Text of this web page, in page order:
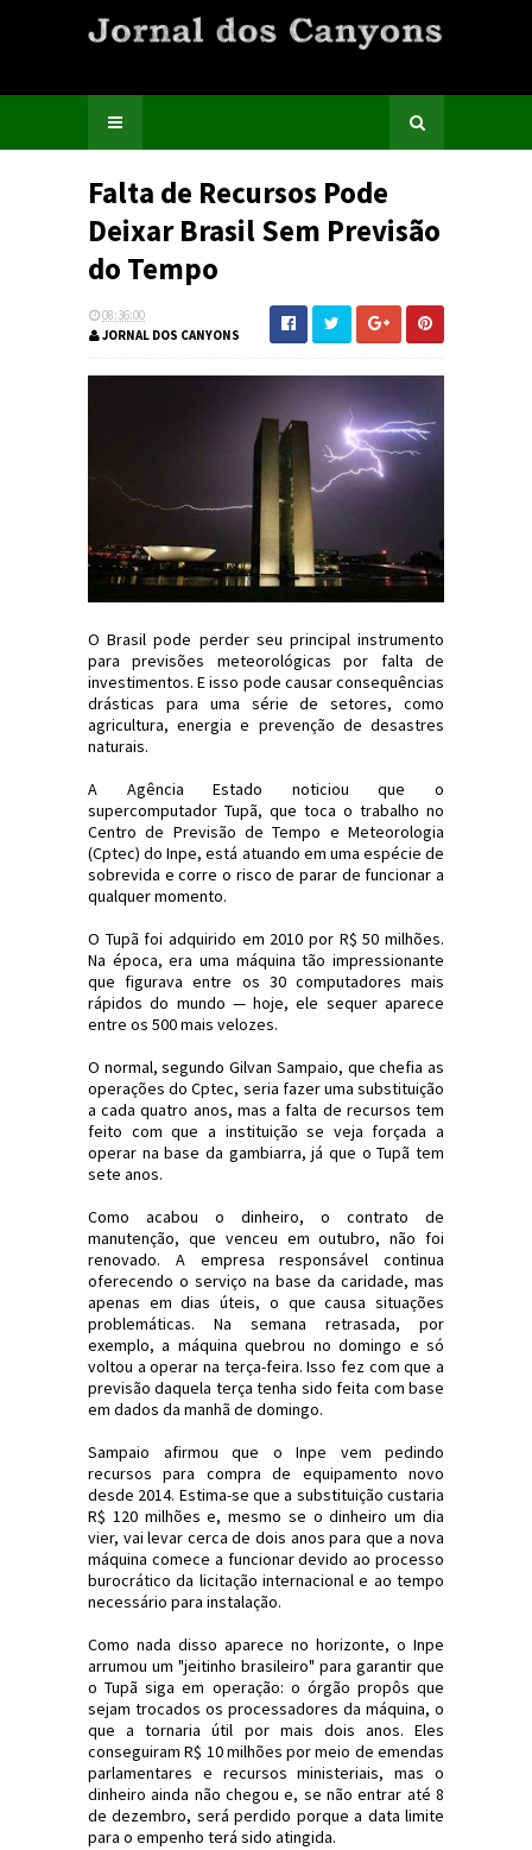
Falta de Recursos Pode
Deixar Brasil Sem Previsão
do Tempo
08:36:00
JORNAL DOS CANYONS
O Brasil pode perder seu principal instrumento
para previsões meteorológicas por falta de
investimentos. E isso pode causar consequências
drásticas para uma série de setores, como
agricultura, energia e prevenção de desastres
naturais.
A Agência Estado noticiou que o
supercomputador Tupã, que toca o trabalho no
Centro de Previsão de Tempo e Meteorologia
(Cptec) do Inpe, está atuando em uma espécie de
sobrevida e corre o risco de parar de funcionar a
qualquer momento.
O Tupã foi adquirido em 2010 por R$ 50 milhões.
Na época, era uma máquina tão impressionante
que figurava entre os 30 computadores mais
rápidos do mundo — hoje, ele sequer aparece
entre os 500 mais velozes.
O normal, segundo Gilvan Sampaio, que chefia as
operações do Cptec, seria fazer uma substituição
a cada quatro anos, mas a falta de recursos tem
feito com que a instituição se veja forçada a
operar na base da gambiarra, já que o Tupã tem
sete anos.
Como acabou o dinheiro, o contrato de
manutenção, que venceu em outubro, não foi
renovado. A empresa responsável continua
oferecendo o serviço na base da caridade, mas
apenas em dias úteis, o que causa situações
problemáticas. Na semana retrasada, por
exemplo, a máquina quebrou no domingo e só
voltou a operar na terça-feira. Isso fez com que a
previsão daquela terça tenha sido feita com base
em dados da manhã de domingo.
Sampaio afirmou que o Inpe vem pedindo
recursos para compra de equipamento novo
desde 2014. Estima-se que a substituição custaria
R$ 120 milhões e, mesmo se o dinheiro um dia
vier, vai levar cerca de dois anos para que a nova
máquina comece a funcionar devido ao processo
burocrático da licitação internacional e ao tempo
necessário para instalação.
Como nada disso aparece no horizonte, o Inpe
arrumou um "jeitinho brasileiro" para garantir que
o Tupã siga em operação: o órgão propôs que
sejam trocados os processadores da máquina, o
que a tornaria útil por mais dois anos. Eles
conseguiram R$ 10 milhões por meio de emendas
parlamentares e recursos ministeriais, mas o
dinheiro ainda não chegou e, se não entrar até 8
de dezembro, será perdido porque a data limite
para o empenho terá sido atingida.